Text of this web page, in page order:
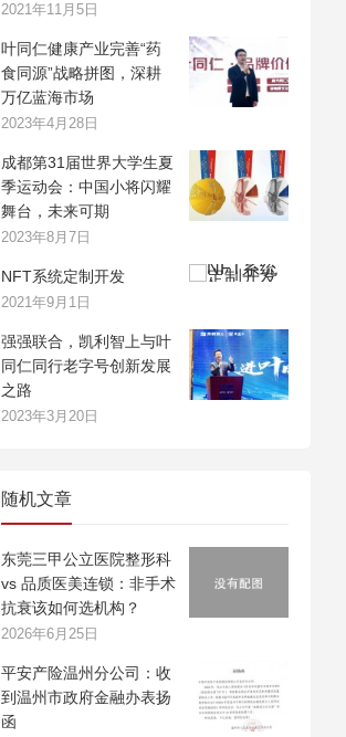
2021年11月5日
叶同仁健康产业完善“药
食同源”战略拼图，深耕
万亿蓝海市场
2023年4月28日
成都第31届世界大学生夏
季运动会：中国小将闪耀
舞台，未来可期
2023年8月7日
NFT系统定制开发
2021年9月1日
强强联合，凯利智上与叶
同仁同行老字号创新发展
之路
2023年3月20日
随机文章
东莞三甲公立医院整形科
vs 品质医美连锁：非手术
抗衰该如何选机构？
2026年6月25日
平安产险温州分公司：收
到温州市政府金融办表扬
函